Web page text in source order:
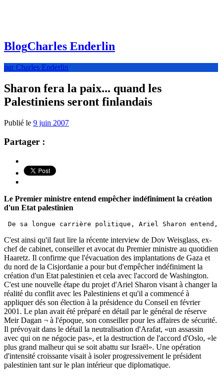
BlogCharles Enderlin
par Charles Enderlin
Sharon fera la paix... quand les
Palestiniens seront finlandais
Publié le 9 juin 2007
Partager :
Le Premier ministre entend empêcher indéfiniment la création
d'un Etat palestinien
De sa longue carrière politique, Ariel Sharon
C'est ainsi qu'il faut lire la récente interview de Dov Weisglass, ex-
chef de cabinet, conseiller et avocat du Premier ministre au quotidien
Haaretz. Il confirme que l'évacuation des implantations de Gaza et
du nord de la Cisjordanie a pour but d'empêcher indéfiniment la
création d'un Etat palestinien et cela avec l'accord de Washington.
C'est une nouvelle étape du projet d'Ariel Sharon visant à changer la
réalité du conflit avec les Palestiniens et qu'il a commencé à
appliquer dés son élection à la présidence du Conseil en février
2001. Le plan avait été préparé en détail par le général de réserve
Meir Dagan ¬ à l'époque, son conseiller pour les affaires de sécurité.
Il prévoyait dans le détail la neutralisation d'Arafat, «un assassin
avec qui on ne négocie pas», et la destruction de l'accord d'Oslo, «le
plus grand malheur qui se soit abattu sur Israël». Une opération
d'intensité croissante visait à isoler progressivement le président
palestinien tant sur le plan intérieur que diplomatique.